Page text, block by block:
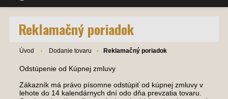
Reklamačný poriadok
Úvod Dodanie tovaru Reklamačný poriadok
Odstúpenie od Kúpnej zmluvy
Zákazník má právo písomne odstúpiť od kúpnej zmluvy v
lehote do 14 kalendárnych dní odo dňa prevzatia tovaru.